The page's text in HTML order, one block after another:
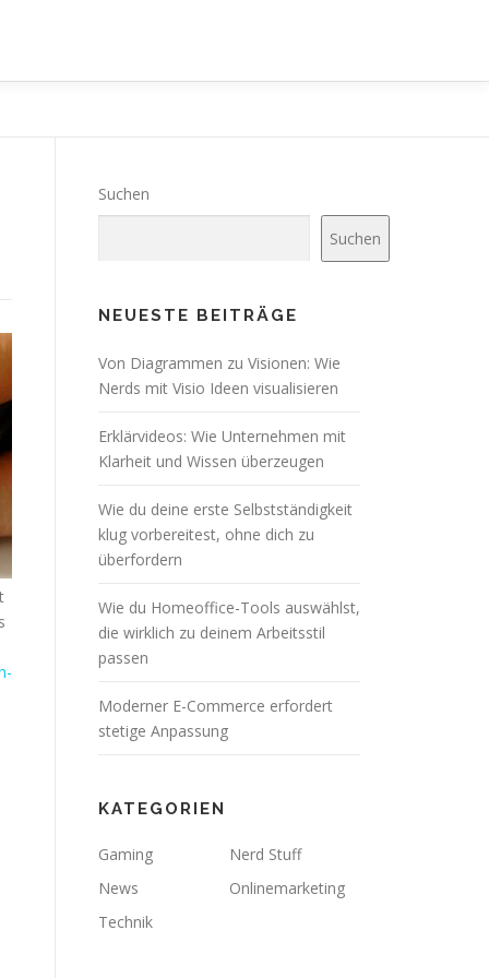
Suchen
Suchen
NEUESTE BEITRÄGE
Von Diagrammen zu Visionen: Wie
Nerds mit Visio Ideen visualisieren
Erklärvideos: Wie Unternehmen mit
Klarheit und Wissen überzeugen
Wie du deine erste Selbstständigkeit
klug vorbereitest, ohne dich zu
überfordern
Wie du Homeoffice-Tools auswählst,
die wirklich zu deinem Arbeitsstil
passen
Moderner E-Commerce erfordert
stetige Anpassung
KATEGORIEN
Gaming
Nerd Stuff
News
Onlinemarketing
Technik